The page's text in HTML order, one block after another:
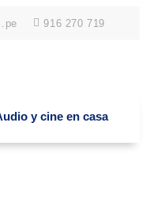
916 270 719
y cine en casa